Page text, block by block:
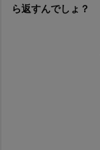
ら返すんでしょ？